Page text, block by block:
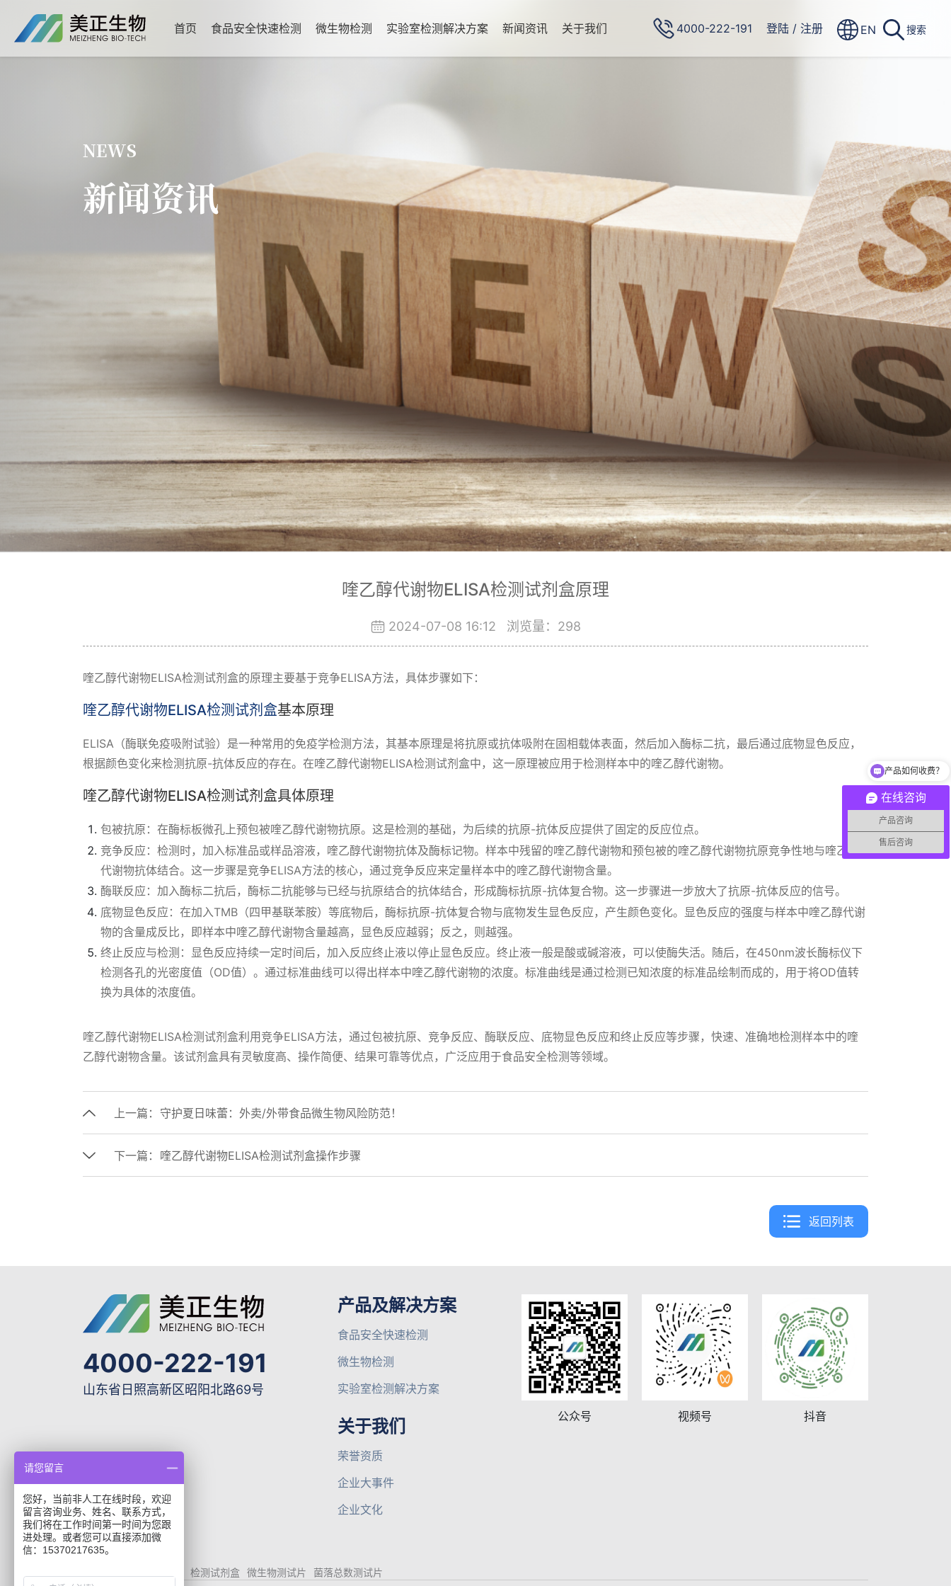
首页 食品安全快速检测 微生物检测 实验室检测解决方案 新闻资讯 关于我们 4000-222-191 登陆 / 注册 EN 搜索
NEWS
新闻资讯
喹乙醇代谢物ELISA检测试剂盒原理
2024-07-08 16:12 浏览量： 298
喹乙醇代谢物ELISA检测试剂盒的原理主要基于竞争ELISA方法，具体步骤如下：
喹乙醇代谢物ELISA检测试剂盒基本原理
ELISA（酶联免疫吸附试验）是一种常用的免疫学检测方法，其基本原理是将抗原或抗体吸附在固相载体表面，然后加入酶标二抗，最后通过底物显色反应，
根据颜色变化来检测抗原-抗体反应的存在。在喹乙醇代谢物ELISA检测试剂盒中，这一原理被应用于检测样本中的喹乙醇代谢物。
喹乙醇代谢物ELISA检测试剂盒具体原理
包被抗原：在酶标板微孔上预包被喹乙醇代谢物抗原。这是检测的基础，为后续的抗原-抗体反应提供了固定的反应位点。
竞争反应：检测时，加入标准品或样品溶液，喹乙醇代谢物抗体及酶标记物。样本中残留的喹乙醇代谢物和预包被的喹乙醇代谢物抗原竞争性地与喹乙醇
代谢物抗体结合。这一步骤是竞争ELISA方法的核心，通过竞争反应来定量样本中的喹乙醇代谢物含量。
酶联反应：加入酶标二抗后，酶标二抗能够与已经与抗原结合的抗体结合，形成酶标抗原-抗体复合物。这一步骤进一步放大了抗原-抗体反应的信号。
底物显色反应：在加入TMB（四甲基联苯胺）等底物后，酶标抗原-抗体复合物与底物发生显色反应，产生颜色变化。显色反应的强度与样本中喹乙醇代谢
物的含量成反比，即样本中喹乙醇代谢物含量越高，显色反应越弱；反之，则越强。
终止反应与检测：显色反应持续一定时间后，加入反应终止液以停止显色反应。终止液一般是酸或碱溶液，可以使酶失活。随后，在450nm波长酶标仪下
检测各孔的光密度值（OD值）。通过标准曲线可以得出样本中喹乙醇代谢物的浓度。标准曲线是通过检测已知浓度的标准品绘制而成的，用于将OD值转
换为具体的浓度值。
喹乙醇代谢物ELISA检测试剂盒利用竞争ELISA方法，通过包被抗原、竞争反应、酶联反应、底物显色反应和终止反应等步骤，快速、准确地检测样本中的喹
乙醇代谢物含量。该试剂盒具有灵敏度高、操作简便、结果可靠等优点，广泛应用于食品安全检测等领域。
上一篇： 守护夏日味蕾：外卖/外带食品微生物风险防范！
下一篇： 喹乙醇代谢物ELISA检测试剂盒操作步骤
返回列表
4000-222-191
山东省日照高新区昭阳北路69号
产品及解决方案
食品安全快速检测
微生物检测
实验室检测解决方案
关于我们
荣誉资质
企业大事件
企业文化
公众号 视频号 抖音
检测试剂盒 微生物测试片 菌落总数测试片
在线咨询
产品咨询
售后咨询
你们的联系方式？
请您留言
您好，当前非人工在线时段，欢迎
留言咨询业务、姓名、联系方式，
我们将在工作时间第一时间为您跟
进处理。或者您可以直接添加微
信：15370217635。